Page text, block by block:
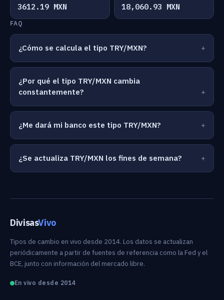
3612.19 MXN 18,060.93 MXN
FAQ
¿Cómo se calcula el tipo TRY/MXN?
¿Por qué el tipo TRY/MXN cambia
constantemente?
¿Me dará mi banco este tipo TRY/MXN?
¿Se actualiza TRY/MXN los fines de semana?
DivisasVivo
Tipos de cambio en vivo desde 2014. Los datos se actualizan
periódicamente a partir de fuentes de referencia como la Fed y el
BCE, junto con información del mercado libre.
En vivo desde 2014